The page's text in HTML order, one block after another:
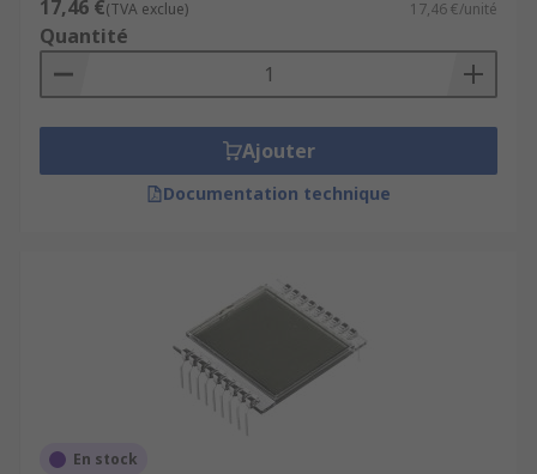
17,46 €(TVA exclue) 17,46 €/unité
Quantité
Ajouter
Documentation technique
En stock